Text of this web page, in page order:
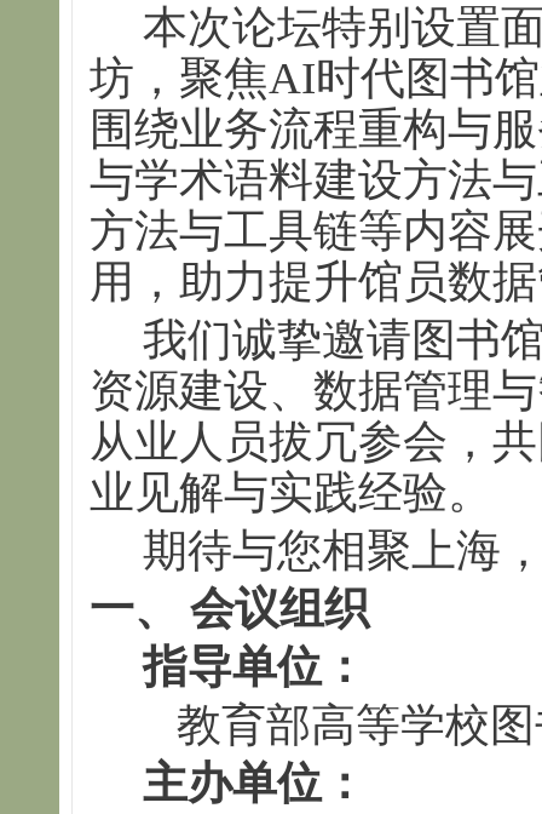
本次论坛特别设置
坊，聚焦AI时代图书
围绕业务流程重构与
与学术语料建设方法
方法与工具链等内容
用，助力提升馆员数
我们诚挚邀请图书
资源建设、数据管理
从业人员拔冗参会，
业见解与实践经验。
期待与您相聚上海
一、 会议组织
指导单位：
教育部高等学校
主办单位：